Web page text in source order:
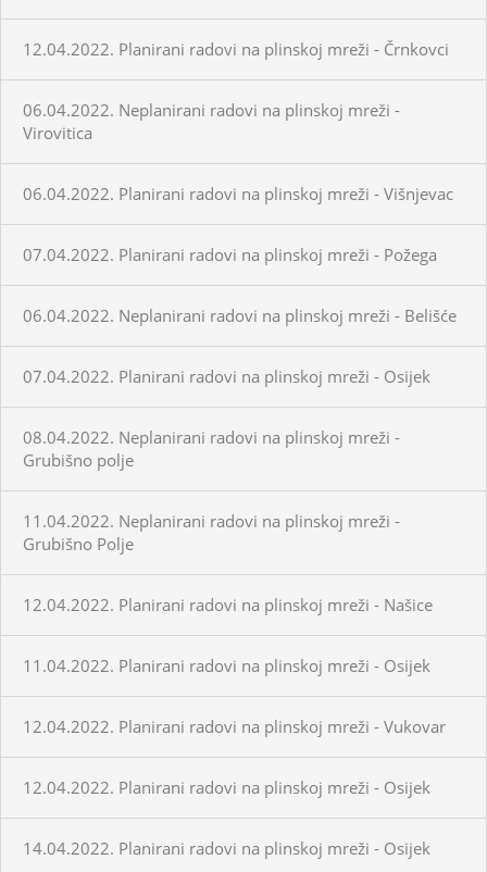
12.04.2022. Planirani radovi na plinskoj mreži - Črnkovci
06.04.2022. Neplanirani radovi na plinskoj mreži -
Virovitica
06.04.2022. Planirani radovi na plinskoj mreži - Višnjevac
07.04.2022. Planirani radovi na plinskoj mreži - Požega
06.04.2022. Neplanirani radovi na plinskoj mreži - Belišće
07.04.2022. Planirani radovi na plinskoj mreži - Osijek
08.04.2022. Neplanirani radovi na plinskoj mreži -
Grubišno polje
11.04.2022. Neplanirani radovi na plinskoj mreži -
Grubišno Polje
12.04.2022. Planirani radovi na plinskoj mreži - Našice
11.04.2022. Planirani radovi na plinskoj mreži - Osijek
12.04.2022. Planirani radovi na plinskoj mreži - Vukovar
12.04.2022. Planirani radovi na plinskoj mreži - Osijek
14.04.2022. Planirani radovi na plinskoj mreži - Osijek